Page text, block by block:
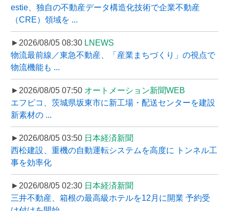
estie、独自の不動産データ構造化技術で企業不動産
（CRE）領域を ...
►2026/08/05 08:30 LNEWS
物流最前線／東急不動産、「産業まちづくり」の視点で
物流機能も ...
►2026/08/05 07:50 オートメーション新聞WEB
エフピコ、茨城県坂東市に新工場・配送センターを建設
新素材の ...
►2026/08/05 03:50 日本経済新聞
西松建設、重機の自動運転システムを高度に トンネル工
事を効率化
►2026/08/05 02:30 日本経済新聞
三井不動産、箱根の最高級ホテルを12月に開業 予約受